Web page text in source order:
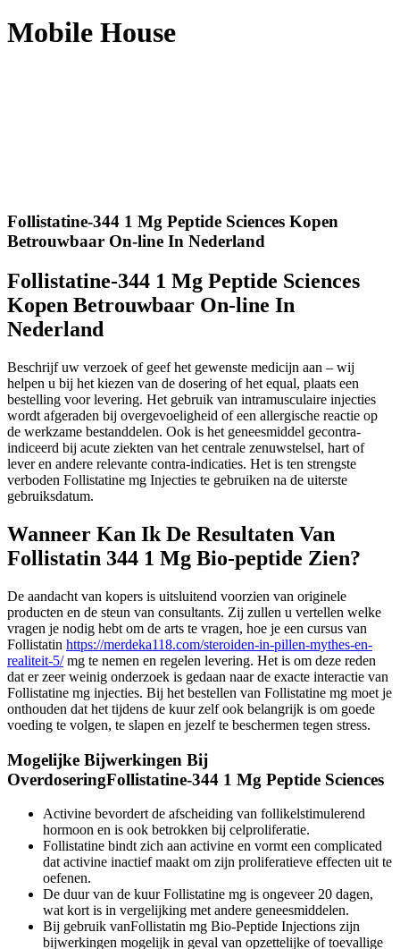
Mobile House
Follistatine-344 1 Mg Peptide Sciences Kopen
Betrouwbaar On-line In Nederland
Follistatine-344 1 Mg Peptide Sciences
Kopen Betrouwbaar On-line In
Nederland
Beschrijf uw verzoek of geef het gewenste medicijn aan – wij
helpen u bij het kiezen van de dosering of het equal, plaats een
bestelling voor levering. Het gebruik van intramusculaire injecties
wordt afgeraden bij overgevoeligheid of een allergische reactie op
de werkzame bestanddelen. Ook is het geneesmiddel gecontra-
indiceerd bij acute ziekten van het centrale zenuwstelsel, hart of
lever en andere relevante contra-indicaties. Het is ten strengste
verboden Follistatine mg Injecties te gebruiken na de uiterste
gebruiksdatum.
Wanneer Kan Ik De Resultaten Van
Follistatin 344 1 Mg Bio-peptide Zien?
De aandacht van kopers is uitsluitend voorzien van originele
producten en de steun van consultants. Zij zullen u vertellen welke
vragen je nodig hebt om de arts te vragen, hoe je een cursus van
Follistatin https://merdeka118.com/steroiden-in-pillen-mythes-en-
realiteit-5/mg te nemen en regelen levering. Het is om deze reden
dat er zeer weinig onderzoek is gedaan naar de exacte interactie van
Follistatine mg injecties. Bij het bestellen van Follistatine mg moet je
onthouden dat het tijdens de kuur zelf ook belangrijk is om goede
voeding te volgen, te slapen en jezelf te beschermen tegen stress.
Mogelijke Bijwerkingen Bij
OverdoseringFollistatine-344 1 Mg Peptide Sciences
Activine bevordert de afscheiding van follikelstimulerend
hormoon en is ook betrokken bij celproliferatie.
Follistatine bindt zich aan activine en vormt een complicated
dat activine inactief maakt om zijn proliferatieve effecten uit te
oefenen.
De duur van de kuur Follistatine mg is ongeveer 20 dagen,
wat kort is in vergelijking met andere geneesmiddelen.
Bij gebruik vanFollistatin mg Bio-Peptide Injections zijn
bijwerkingen mogelijk in geval van opzettelijke of toevallige